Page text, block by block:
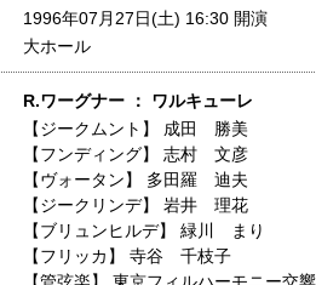
1996年07月27日(土) 16:30 開演
大ホール
R.ワーグナー ： ワルキューレ
【ジークムント】 成田 勝美
【フンディング】志村 文彦
【ヴォータン】 多田羅 迪夫
【ジークリンデ】岩井 理花
【ブリュンヒルデ】緑川 まり
【フリッカ】寺谷 千枝子